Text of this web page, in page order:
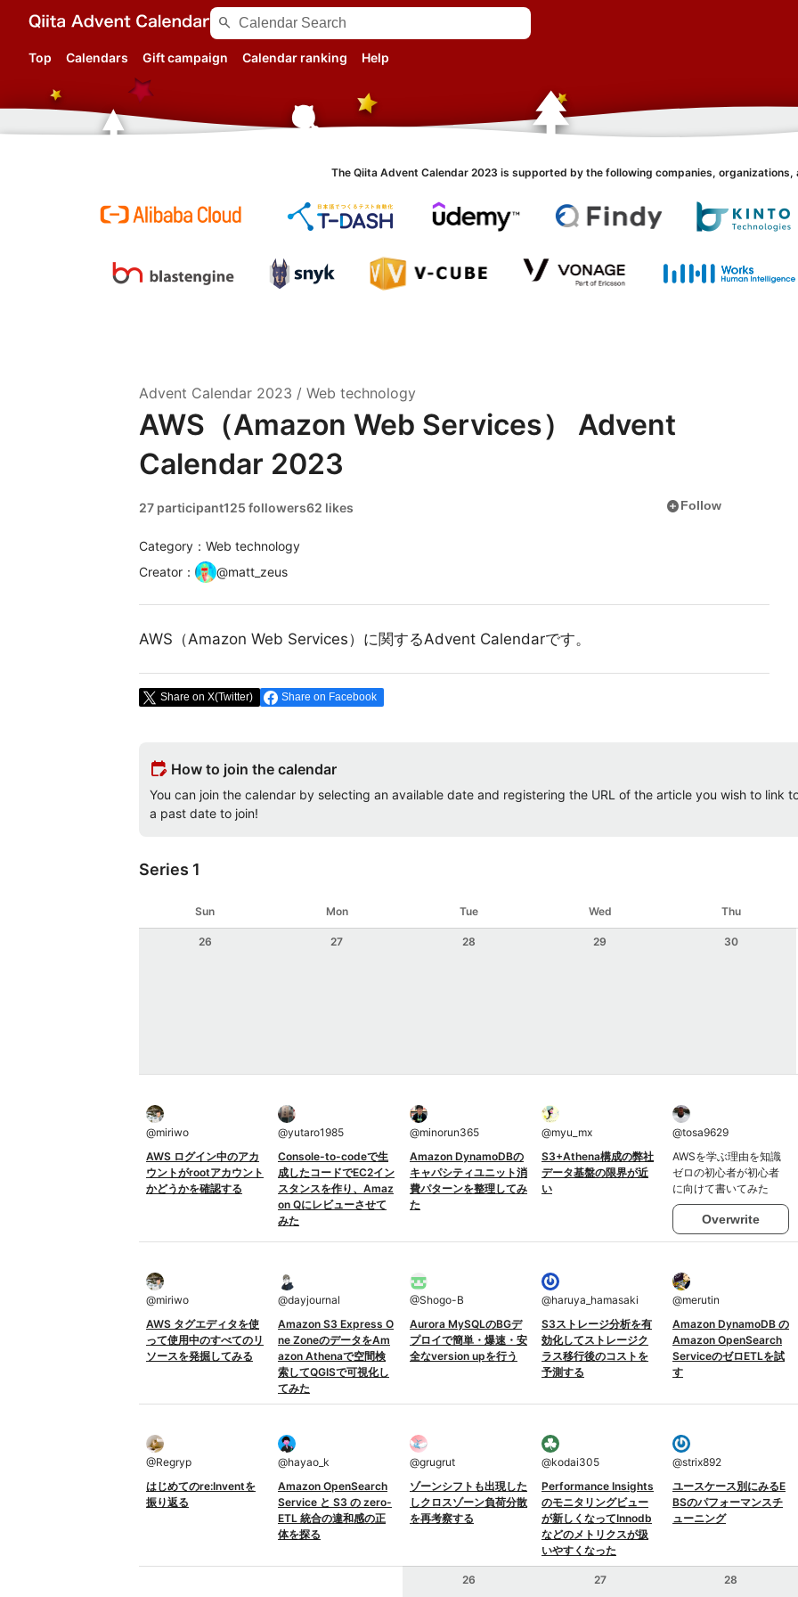
search
Top Calendars Gift campaign Calendar ranking Help
The Qiita Advent Calendar 2023 is supported by the following companies, organizations,
Advent Calendar 2023 / Web technology
AWS（Amazon Web Services） Advent
Calendar 2023
27 participant125 followers62 likes add_circleFollow
Category：Web technology
Creator ： @matt_zeus
AWS（Amazon Web Services）に関するAdvent Calendarです。
Share on X(Twitter) Share on Facebook
edit_calendar How to join the calendar
You can join the calendar by selecting an available date and registering the URL of the article you wish to link
a past date to join!
Series 1
Sun Mon Tue Wed Thu
26 27 28 29 30
@miriwo
AWS ログイン中のアカ
ウントがrootアカウント
かどうかを確認する
@yutaro1985
Console-to-codeで生
成したコードでEC2イン
スタンスを作り、Amaz
on Qにレビューさせて
みた
@minorun365
Amazon DynamoDBの
キャパシティユニット消
費パターンを整理してみ
た
@myu_mx
S3+Athena構成の弊社
データ基盤の限界が近
い
@tosa9629
AWSを学ぶ理由を知識
ゼロの初心者が初心者
に向けて書いてみた
Overwrite
@miriwo
AWS タグエディタを使
って使用中のすべてのリ
ソースを発掘してみる
@dayjournal
Amazon S3 Express O
ne ZoneのデータをAm
azon Athenaで空間検
索してQGISで可視化し
てみた
@Shogo-B
Aurora MySQLのBGデ
プロイで簡単・爆速・安
全なversion upを行う
@haruya_hamasaki
S3ストレージ分析を有
効化してストレージク
ラス移行後のコストを
予測する
@merutin
Amazon DynamoDB の
Amazon OpenSearch
ServiceのゼロETLを試
す
@Regryp
はじめてのre:Inventを
振り返る
@hayao_k
Amazon OpenSearch
Service と S3 の zero-
ETL 統合の違和感の正
体を探る
@grugrut
ゾーンシフトも出現した
しクロスゾーン負荷分散
を再考察する
@kodai305
Performance Insights
のモニタリングビュー
が新しくなってInnodb
などのメトリクスが扱
いやすくなった
@strix892
ユースケース別にみるE
BSのパフォーマンスチ
ューニング
26 27 28